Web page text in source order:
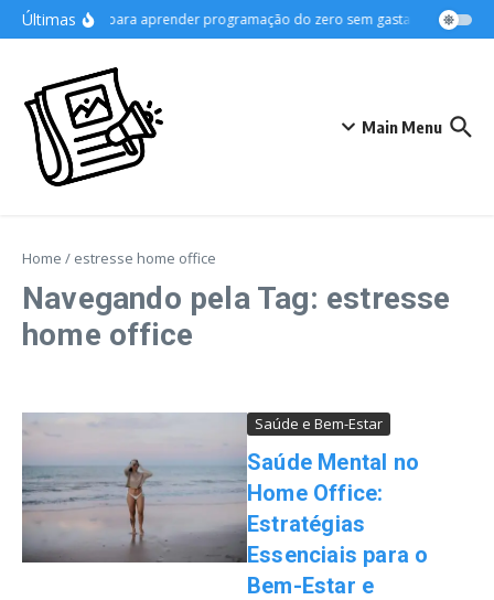
Ir para o conteúdo
ÚltimasDicas para aprender programação do zero sem gastar
Main Menu
Home / estresse home office
Navegando pela Tag: estresse
home office
Saúde e Bem-Estar
Saúde Mental no
Home Office:
Estratégias
Essenciais para o
Bem-Estar e